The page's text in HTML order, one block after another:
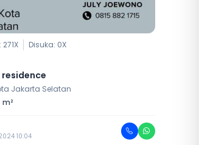
Disuka: 0X
DIJUAL 2 BR 1Park residence
Jakarta Selatan
m²
10:04